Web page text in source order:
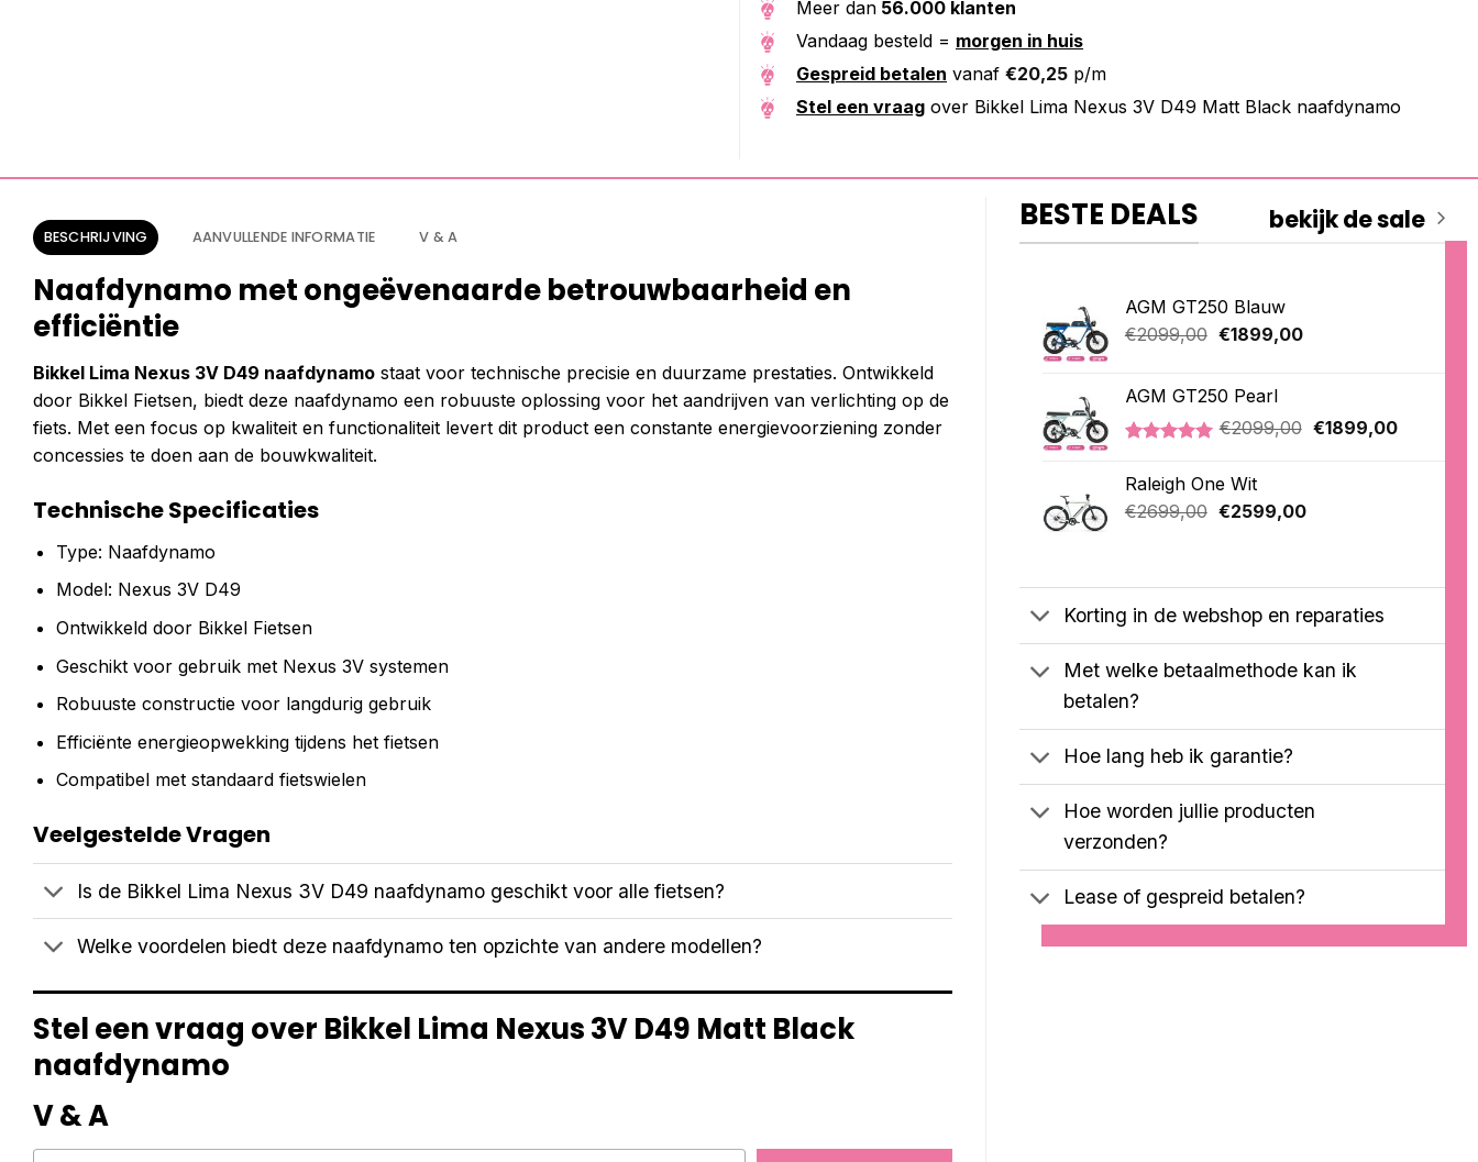
Meer dan 56.000 klanten
Vandaag besteld = morgen in huis
Gespreid betalen vanaf €20,25 p/m
Stel een vraag over Bikkel Lima Nexus 3V D49 Matt Black naafdynamo
BESCHRIJVING AANVULLENDE INFORMATIE V & A
Naafdynamo met ongeëvenaarde betrouwbaarheid en
efficiëntie
Bikkel Lima Nexus 3V D49 naafdynamo staat voor technische precisie en duurzame prestaties. Ontwikkeld
door Bikkel Fietsen, biedt deze naafdynamo een robuuste oplossing voor het aandrijven van verlichting op de
fiets. Met een focus op kwaliteit en functionaliteit levert dit product een constante energievoorziening zonder
concessies te doen aan de bouwkwaliteit.
Technische Specificaties
Type: Naafdynamo
Model: Nexus 3V D49
Ontwikkeld door Bikkel Fietsen
Geschikt voor gebruik met Nexus 3V systemen
Robuuste constructie voor langdurig gebruik
Efficiënte energieopwekking tijdens het fietsen
Compatibel met standaard fietswielen
Veelgestelde Vragen
Is de Bikkel Lima Nexus 3V D49 naafdynamo geschikt voor alle fietsen?
Welke voordelen biedt deze naafdynamo ten opzichte van andere modellen?
Stel een vraag over Bikkel Lima Nexus 3V D49 Matt Black
naafdynamo
V & A
BESTE DEALS bekijk de sale
AGM GT250 Blauw
€2099,00 Oorspronkelijke
€2099,00.
€1899,00Huidige
AGM GT250 Pearl
5.00 op 5
gebaseerd
op
klantbeoordelingen
€2099,00 Oorspronkelijke
€1899,00Huidige
Raleigh One Wit
€2699,00 Oorspronkelijke
€2599,00Huidige
Korting in de webshop en reparaties
Met welke betaalmethode kan ik
betalen?
Hoe lang heb ik garantie?
Hoe worden jullie producten
verzonden?
Lease of gespreid betalen?